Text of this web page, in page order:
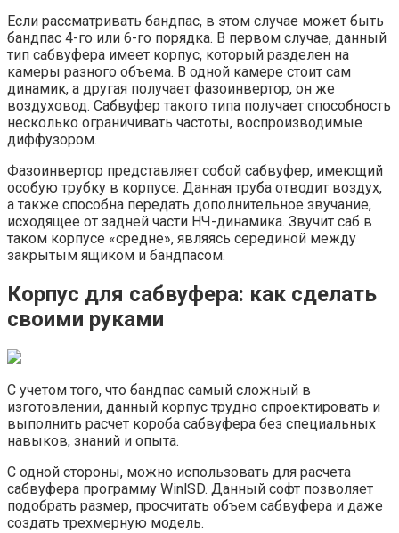
Если рассматривать бандпас, в этом случае может быть
бандпас 4-го или 6-го порядка. В первом случае, данный
тип сабвуфера имеет корпус, который разделен на
камеры разного объема. В одной камере стоит сам
динамик, а другая получает фазоинвертор, он же
воздуховод. Сабвуфер такого типа получает способность
несколько ограничивать частоты, воспроизводимые
диффузором.
Фазоинвертор представляет собой сабвуфер, имеющий
особую трубку в корпусе. Данная труба отводит воздух,
а также способна передать дополнительное звучание,
исходящее от задней части НЧ-динамика. Звучит саб в
таком корпусе «средне», являясь серединой между
закрытым ящиком и бандпасом.
Корпус для сабвуфера: как сделать
своими руками
С учетом того, что бандпас самый сложный в
изготовлении, данный корпус трудно спроектировать и
выполнить расчет короба сабвуфера без специальных
навыков, знаний и опыта.
С одной стороны, можно использовать для расчета
сабвуфера программу WinlSD. Данный софт позволяет
подобрать размер, просчитать объем сабвуфера и даже
создать трехмерную модель.